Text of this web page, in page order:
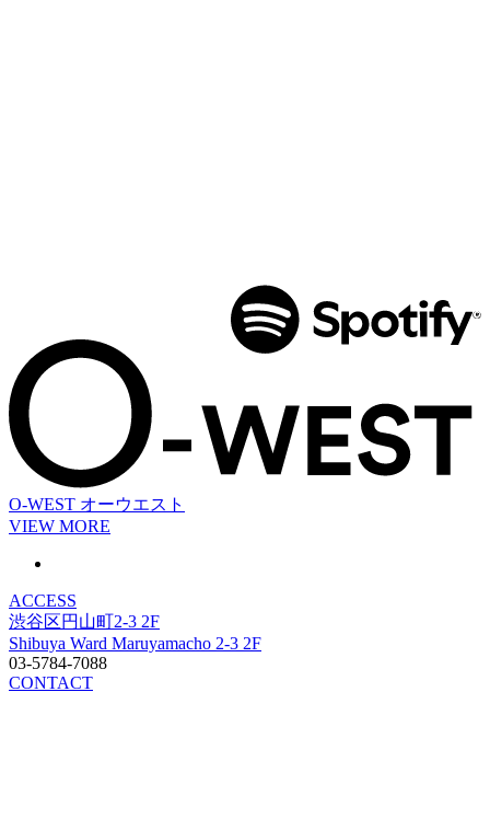
O-WEST オーウエスト
VIEW MORE
ACCESS
渋谷区円山町2-3 2F
Shibuya Ward Maruyamacho 2-3 2F
03-5784-7088
CONTACT